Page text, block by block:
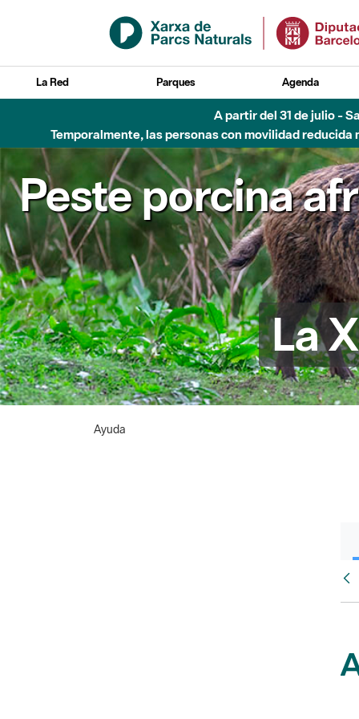
Saltar al contenido principal
La Red Parques Agenda
A partir del 31 de julio -
Temporalmente, las personas con movilidad
Peste porcina
La
Ayuda